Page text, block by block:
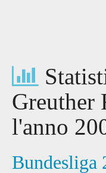
Greuther
l'anno
Bundesliga